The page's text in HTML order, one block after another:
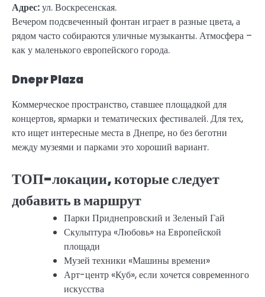
Адрес:ул. Воскресенская.
Вечером подсвеченный фонтан играет в разные цвета, а
рядом часто собираются уличные музыканты. Атмосфера –
как у маленького европейского города.
Dnepr Plaza
Коммерческое пространство, ставшее площадкой для
концертов, ярмарки и тематических фестивалей. Для тех,
кто ищет интересные места в Днепре, но без беготни
между музеями и парками это хороший вариант.
ТОП-локации, которые следует
добавить в маршрут
Парки Приднепровский и Зеленый Гай
Скульптура «Любовь» на Европейской
площади
Музей техники «Машины времени»
Арт-центр «Куб», если хочется современного
искусства